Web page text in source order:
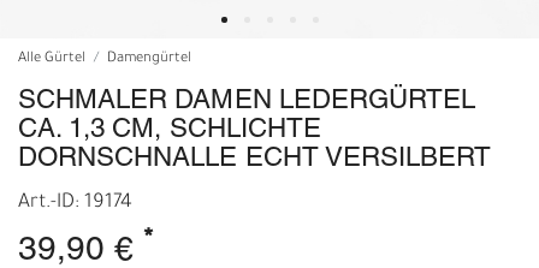
Alle Gürtel Damengürtel
SCHMALER DAMEN LEDERGÜRTEL
CA. 1,3 CM, SCHLICHTE
DORNSCHNALLE ECHT VERSILBERT
Art.-ID: 19174
39,90 € *